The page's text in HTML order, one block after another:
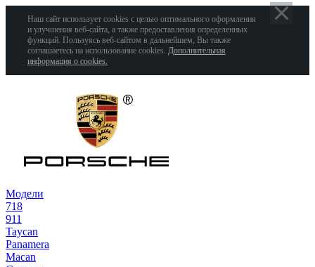
Наш сайт использует cookies с целью оптимального оформления
и улучшения веб-сайта, а также предоставления определенных
функций. Пользуясь веб-сайтом в дальнейшем, Вы также
соглашаетесь на использование cookies. Дополнительная
информация о cookies.
Модели
718
911
Taycan
Panamera
Macan